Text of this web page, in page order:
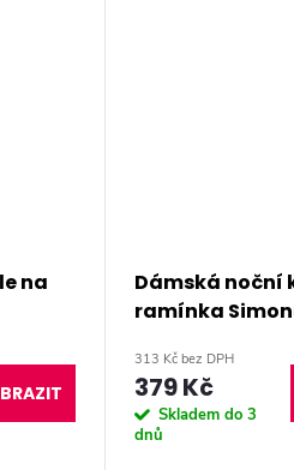
na
Dámská noční
ramínka
313 Kč bez DPH
379 Kč
Skladem do 3
dnů